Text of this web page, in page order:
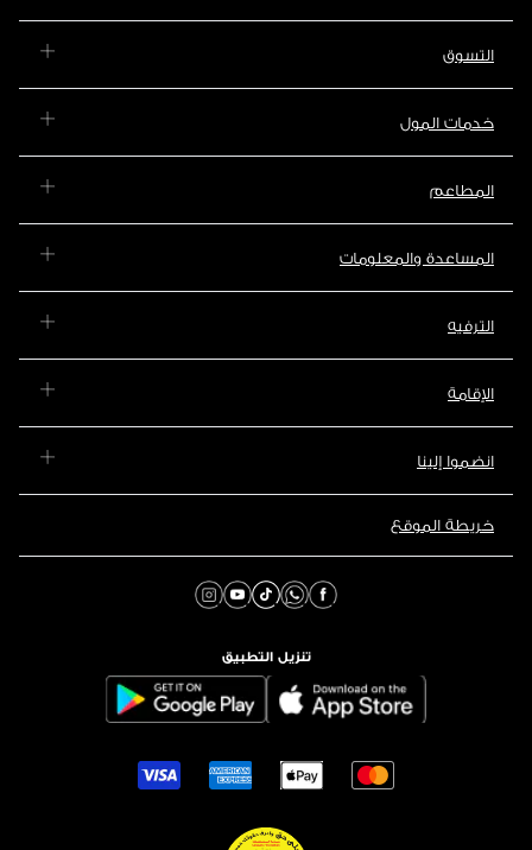
التسوق
خدمات المول
المطاعم
المساعدة والمعلومات
الترفيه
الإقامة
انضموا إلينا
خريطة الموقع
تنزيل التطبيق